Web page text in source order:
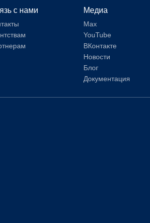
с нами Медиа
Max
YouTube
ВКонтакте
Новости
Блог
Документация